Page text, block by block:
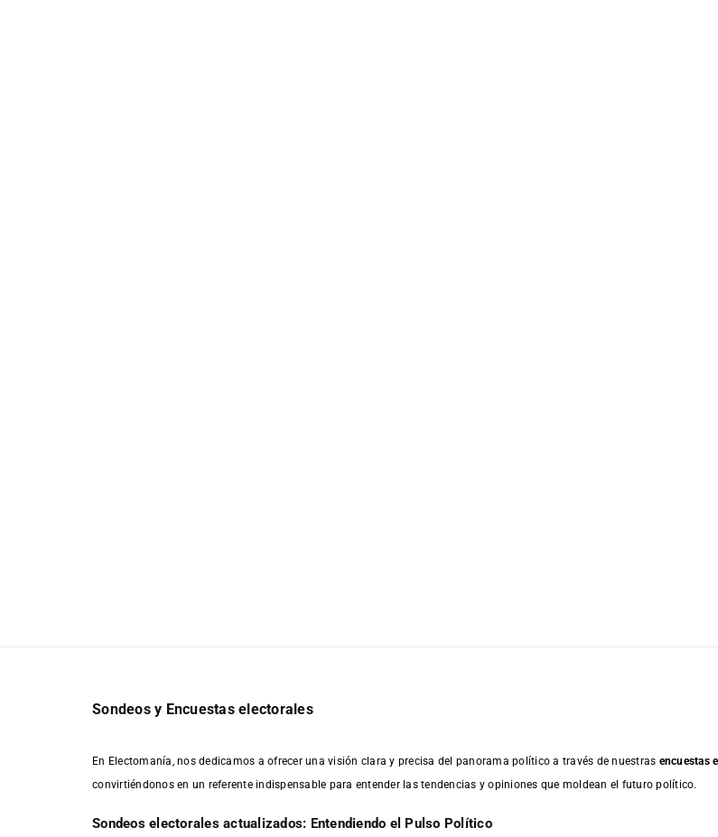
Sondeos y Encuestas electorales
En Electomanía, nos dedicamos a ofrecer una visión clara y precisa del panorama político a través de nuestras encuestas
convirtiéndonos en un referente indispensable para entender las tendencias y opiniones que moldean el futuro político.
Sondeos electorales actualizados: Entendiendo el Pulso Político